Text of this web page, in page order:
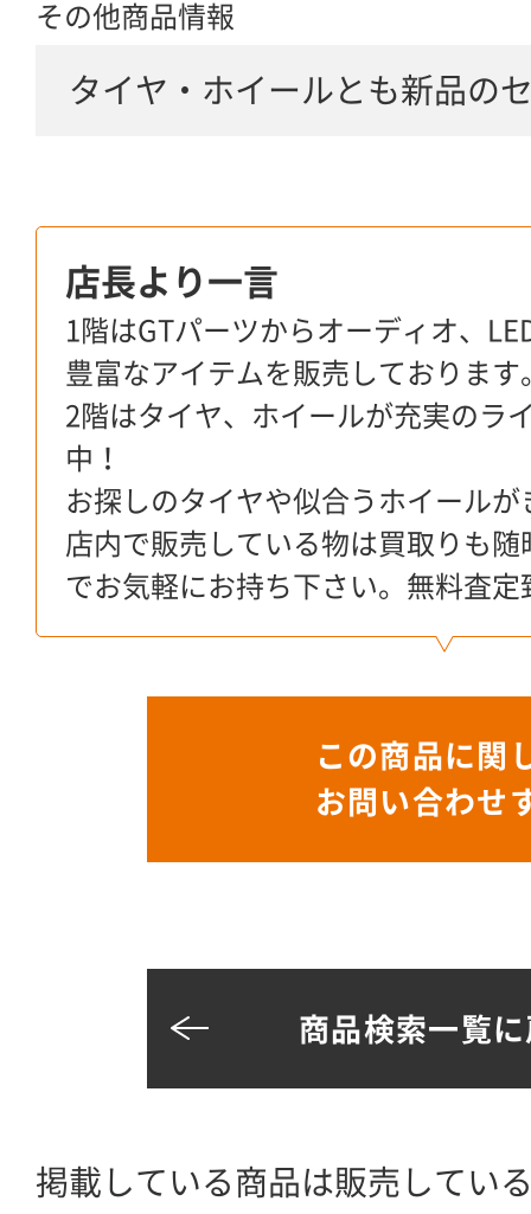
その他商品情報
タイヤ・ホイールとも新品の
店長より一言
1階はGTパーツからオーディオ、
豊富なアイテムを販売しております
2階はタイヤ、ホイールが充実のラ
中！
お探しのタイヤや似合うホイール
店内で販売している物は買取りも
でお気軽にお持ち下さい。無料査定
この商品に関
お問い合わせ
商品検索一覧
掲載している商品は販売してい